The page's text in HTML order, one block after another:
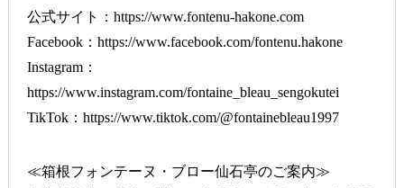
公式サイト： https://www.fontenu-hakone.com
Facebook： https://www.facebook.com/fontenu.hakone
Instagram：
https://www.instagram.com/fontaine_bleau_sengokutei
TikTok： https://www.tiktok.com/@fontainebleau1997
≪箱根フォンテーヌ・ブロー仙石亭のご案内≫